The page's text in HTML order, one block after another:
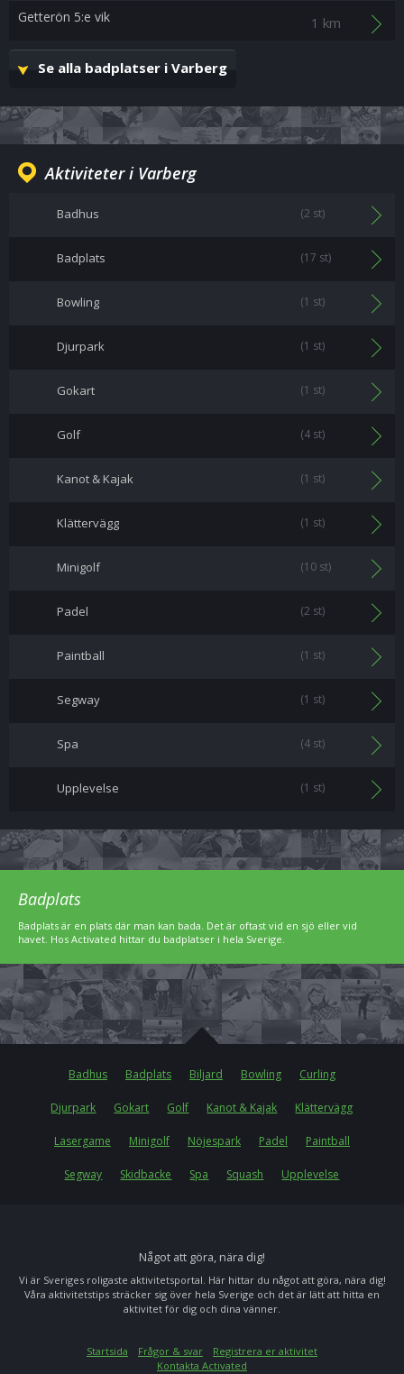
Getterön 5:e vik 1 km
Se alla badplatser i Varberg
Aktiviteter i Varberg
Badhus (2 st)
Badplats (17 st)
Bowling (1 st)
Djurpark (1 st)
Gokart (1 st)
Golf (4 st)
Kanot & Kajak (1 st)
Klättervägg (1 st)
Minigolf (10 st)
Padel (2 st)
Paintball (1 st)
Segway (1 st)
Spa (4 st)
Upplevelse (1 st)
Badplats
Badplats är en plats där man kan bada. Det är oftast vid en sjö eller vid
havet. Hos Activated hittar du badplatser i hela Sverige.
Badhus Badplats Biljard Bowling Curling
Djurpark Gokart Golf Kanot & Kajak Klättervägg
Lasergame Minigolf Nöjespark Padel Paintball
Segway Skidbacke Spa Squash Upplevelse
Något att göra, nära dig!
Vi är Sveriges roligaste aktivitetsportal. Här hittar du något att göra, nära dig!
Våra aktivitetstips sträcker sig över hela Sverige och det är lätt att hitta en
aktivitet för dig och dina vänner.
Startsida Frågor & svar
Registrera er aktivitet
Kontakta Activated